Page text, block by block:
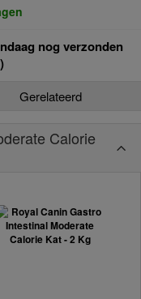
nog verzonden
Gerelateerd
Calorie